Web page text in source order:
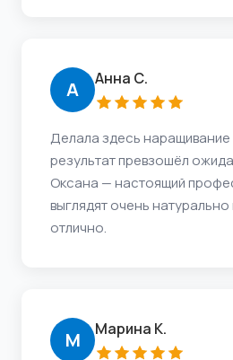
А Анна С.
Делала здесь
результат превзошёл
Оксана — настоящий
выглядят очень
отлично.
М Марина К.